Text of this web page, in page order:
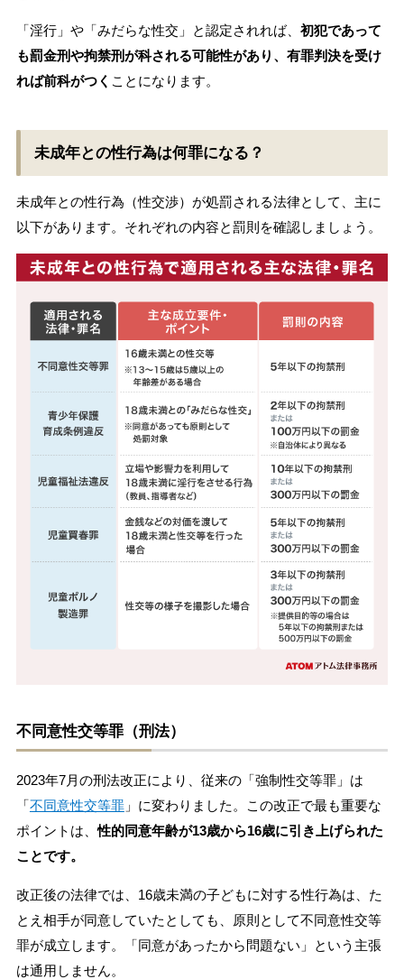
「淫行」や「みだらな性交」と認定されれば、 初犯であって
も罰金刑や拘禁刑が科される可能性があり、有罪判決を受け
れば前科がつく ことになります。
未成年との性行為は何罪になる？
未成年との性行為（性交渉）が処罰される法律として、主に
以下があります。それぞれの内容と罰則を確認しましょう。
不同意性交等罪（刑法）
2023年7月の刑法改正により、従来の「強制性交等罪」は
「不同意性交等罪」に変わりました。この改正で最も重要な
ポイントは、性的同意年齢が13歳から16歳に引き上げられた
ことです。
改正後の法律では、16歳未満の子どもに対する性行為は、た
とえ相手が同意していたとしても、原則として不同意性交等
罪が成立します。「同意があったから問題ない」という主張
は通用しません。